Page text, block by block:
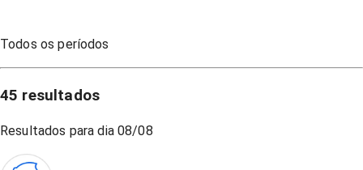
Todos os períodos
45 resultados
Resultados para dia 08/08